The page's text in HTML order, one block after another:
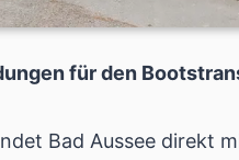
für den
Bad Aussee direkt